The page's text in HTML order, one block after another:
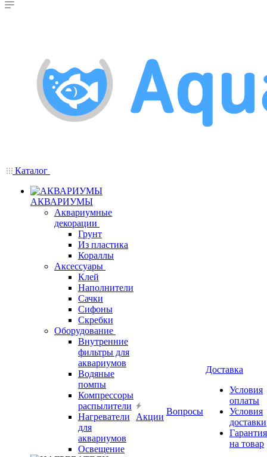
Каталог
АКВАРИУМЫ
Аквариумные
декорации
Грунт
Из пластика
Кораллы
Аксессуары
Клей
Наполнители
Сачки
Сифоны
Скребки
Оборудование
Внутренние
фильтры для
аквариумов
Водяные
помпы
Компрессоры
распылители
Нагреватели
для
аквариумов
Освещение
Акции
Вопросы
Доставка
Условия
оплаты
Условия
доставки
Гарантия
на товар